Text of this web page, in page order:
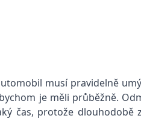
musí pravidelně
je měli průběžně.
čas, protože dlouhodobě